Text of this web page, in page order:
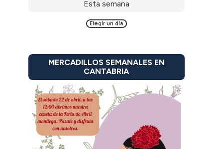
Esta semana
Elegir un día
MERCADILLOS SEMANALES EN
CANTABRIA